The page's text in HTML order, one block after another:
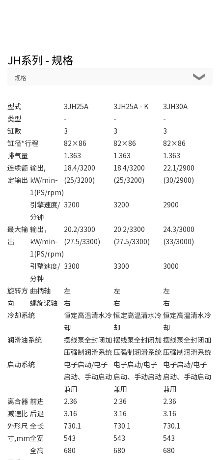
JH系列 - 规格
规格
型式 3JH25A 3JH25A - K
3JH30A
类型
- -
-
缸数
3 3
3
缸径*行程
82×86 82×86
82×86
排气量
1.363 1.363
1.363
连续额
定输出
输出,
kW/min-
1(PS/rpm)
18.4/3200
(25/3200)
18.4/3200
(25/3200)
22.1/2900
(30/2900)
引擎速度/
分钟
3200 3200 2900
最大输
出
输出，
kW/min-
1(PS/rpm)
20.2/3300
(27.5/3300)
20.2/3300
(27.5/3300)
24.3/3000
(33/3000)
引擎速度/
分钟
3300 3300 3000
旋转方
向
曲柄轴 左 左
左
螺旋桨轴
右 右
右
冷却系统
恒定高温清水冷
却
恒定高温清水冷
却
恒定高温清水冷
却
润滑油系统
摆线泵全封闭加
压强制润滑系统
摆线泵全封闭加
压强制润滑系统
摆线泵全封闭加
压强制润滑系统
启动系统
电子启动/电子
启动、手动启动
兼用
电子启动/电子
启动、手动启动
兼用
电子启动/电子
启动、手动启动
兼用
离合器
减速比
前进 2.36 2.36
2.36
后退
3.16 3.16
3.16
外形尺
寸,mm
全长 730.1 730.1
730.1
全宽
543 543
543
全高
680 680
680